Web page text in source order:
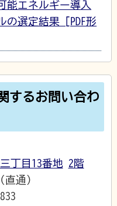
能エネルギー導入
の選定結果 [PDF形
するお問い合わ
丁目13番地 2階
直通）